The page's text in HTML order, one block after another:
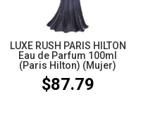
LUXE RUSH PARIS HILTON
Eau de Parfum 100ml
(Paris Hilton) (Mujer)
$87.79